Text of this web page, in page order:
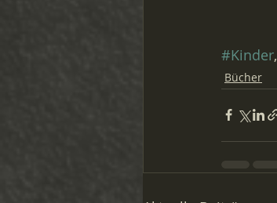
#Kinder,
Bücher